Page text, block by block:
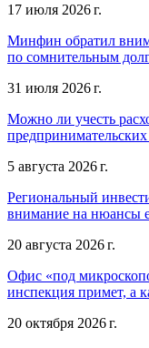
17 июля 2026 г.
Минфин обратил
по сомнительным
31 июля 2026 г.
Можно ли учесть
предпринимательских
5 августа 2026 г.
Региональный
внимание на нюансы
20 августа 2026 г.
Офис «под
инспекция примет, а
20 октября 2026 г.